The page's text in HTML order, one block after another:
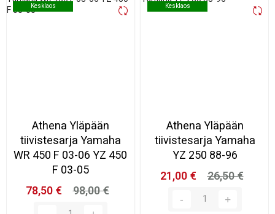
Kesklaos
Kesklaos
Athena Yläpään
tiivistesarja Yamaha
WR 450 F 03-06 YZ 450
F 03-05
78,50 €
98,00 €
Kesklaos
Kesklaos
Athena Yläpään
tiivistesarja Yamaha
YZ 250 88-96
21,00 €
26,50 €